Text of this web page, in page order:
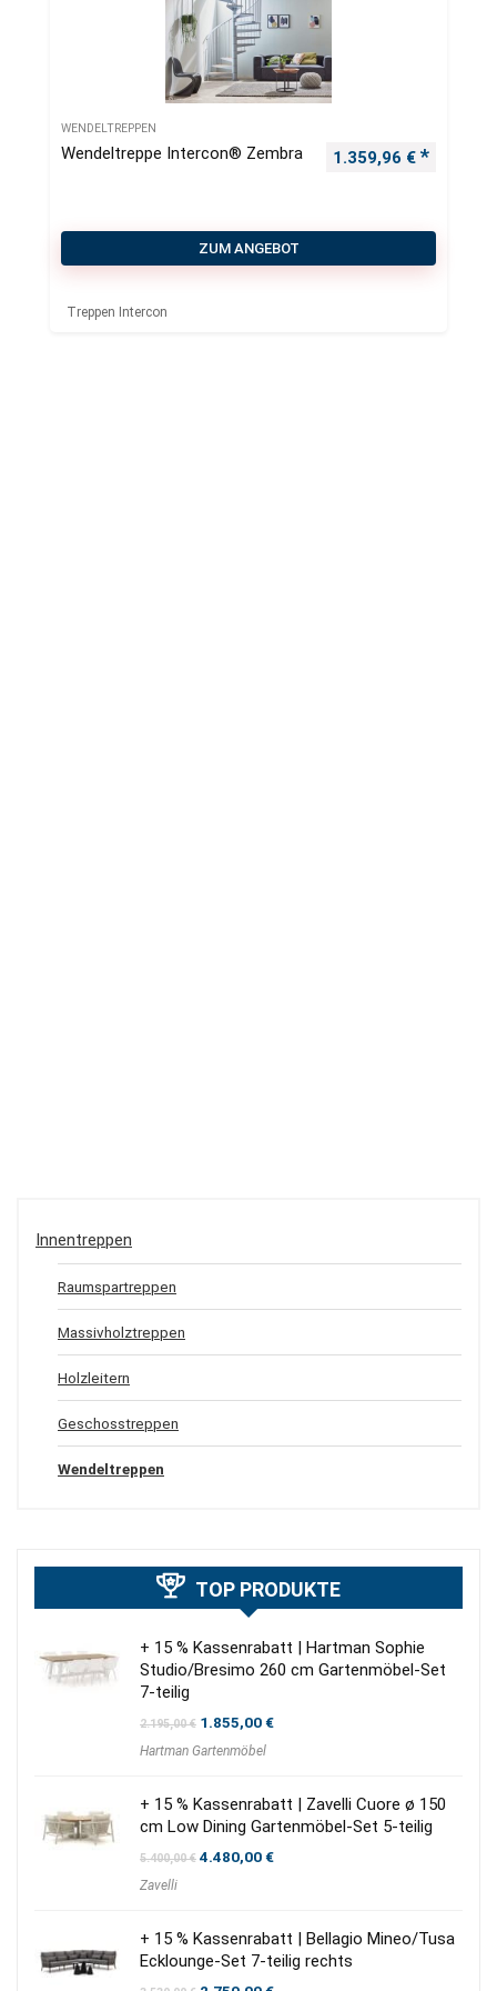
WENDELTREPPEN
Wendeltreppe Intercon® Zembra 1.359,96 €
ZUM ANGEBOT
Treppen Intercon
Innentreppen
Raumspartreppen
Massivholztreppen
Holzleitern
Geschosstreppen
Wendeltreppen
TOP PRODUKTE
+ 15 % Kassenrabatt | Hartman Sophie
Studio/Bresimo 260 cm Gartenmöbel-Set
7-teilig
2.195,00€ Ursprünglicher
war:
1.855,00€Aktueller
Hartman Gartenmöbel
+ 15 % Kassenrabatt | Zavelli Cuore ø 150
cm Low Dining Gartenmöbel-Set 5-teilig
5.400,00€ Ursprünglicher
4.480,00€Aktueller
Zavelli
+ 15 % Kassenrabatt | Bellagio Mineo/Tusa
Ecklounge-Set 7-teilig rechts